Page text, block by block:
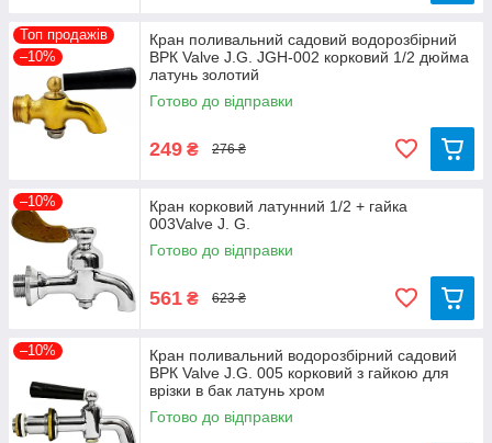
Топ продажів
–10%
Кран поливальний садовий водорозбірний
ВРК Valve J.G. JGH-002 корковий 1/2 дюйма
латунь золотий
Готово до відправки
249 ₴ 276 ₴
–10%
Кран корковий латунний 1/2 + гайка
003Valve J. G.
Готово до відправки
561 ₴ 623 ₴
–10%
Кран поливальний водорозбірний садовий
ВРК Valve J.G. 005 корковий з гайкою для
врізки в бак латунь хром
Готово до відправки